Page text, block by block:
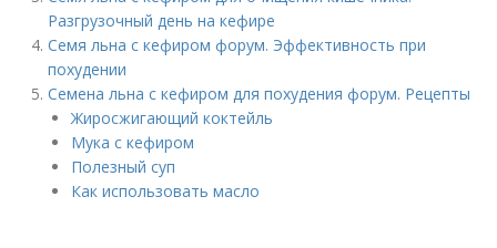
Разгрузочный день на кефире
Семя льна с кефиром форум. Эффективность при
похудении
Семена льна с кефиром для похудения форум. Рецепты
Жиросжигающий коктейль
Мука с кефиром
Полезный суп
Как использовать масло